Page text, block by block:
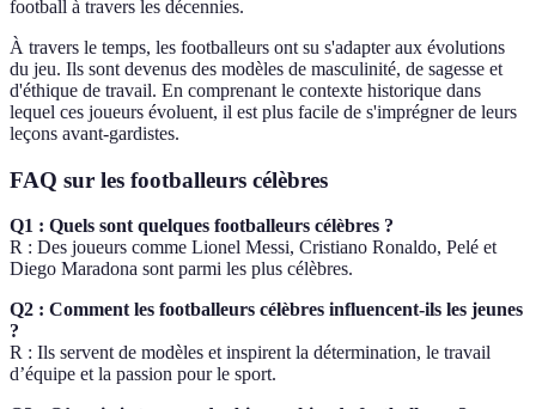
football à travers les décennies.
À travers le temps, les footballeurs ont su s'adapter aux évolutions
du jeu. Ils sont devenus des modèles de masculinité, de sagesse et
d'éthique de travail. En comprenant le contexte historique dans
lequel ces joueurs évoluent, il est plus facile de s'imprégner de leurs
leçons avant-gardistes.
FAQ sur les footballeurs célèbres
Q1 : Quels sont quelques footballeurs célèbres ?
R : Des joueurs comme Lionel Messi, Cristiano Ronaldo, Pelé et
Diego Maradona sont parmi les plus célèbres.
Q2 : Comment les footballeurs célèbres influencent-ils les jeunes
?
R : Ils servent de modèles et inspirent la détermination, le travail
d’équipe et la passion pour le sport.